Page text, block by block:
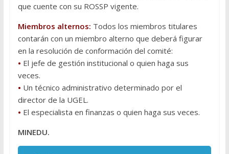
que cuente con su ROSSP vigente.
Miembros alternos: Todos los miembros titulares
contarán con un miembro alterno que deberá figurar
en la resolución de conformación del comité:
• El jefe de gestión institucional o quien haga sus
veces.
• Un técnico administrativo determinado por el
director de la UGEL.
• El especialista en finanzas o quien haga sus veces.
MINEDU.